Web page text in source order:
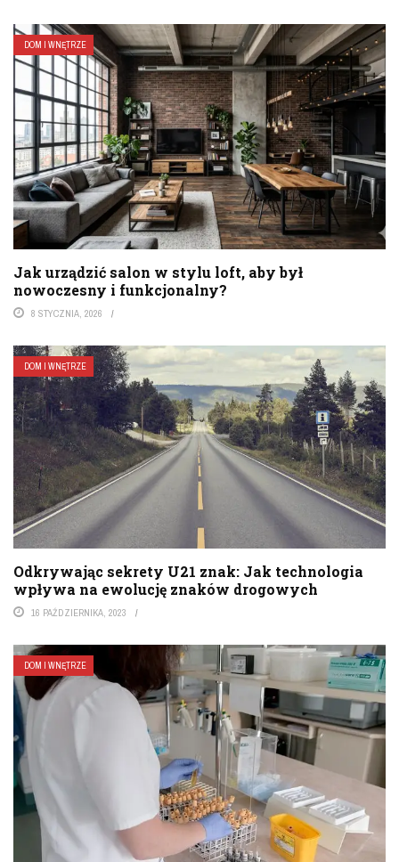
DOM I WNĘTRZE
Jak urządzić salon w stylu loft, aby był
nowoczesny i funkcjonalny?
8 STYCZNIA, 2026
DOM I WNĘTRZE
Odkrywając sekrety U21 znak: Jak technologia
wpływa na ewolucję znaków drogowych
16 PAŹDZIERNIKA, 2023
DOM I WNĘTRZE